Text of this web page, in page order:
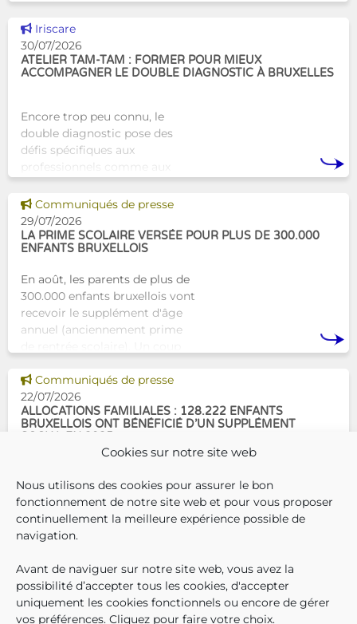
Cookies sur notre site web
Nous utilisons des cookies pour assurer le bon
fonctionnement de notre site web et pour vous proposer
continuellement la meilleure expérience possible de
navigation.
Avant de naviguer sur notre site web, vous avez la
possibilité d’accepter tous les cookies, d'accepter
uniquement les cookies fonctionnels ou encore de gérer
vos préférences. Cliquez pour faire votre choix.
travail au serv
Voir cette news
Iriscare
30/07/2026
ATELIER TAM-TAM : FORMER POUR MIEUX
ACCOMPAGNER LE DOUBLE DIAGNOSTIC À BRUXELLES
Encore trop peu connu, le
double diagnostic pose des
défis spécifiques aux
professionnels comme aux
Tam-Tam apporte une réponse
concrète avec une formation
dest
Voir cette news
Communiqués de presse
29/07/2026
LA PRIME SCOLAIRE VERSÉE POUR PLUS DE 300.000
ENFANTS BRUXELLOIS
En août, les parents de plus de
300.000 enfants bruxellois vont
recevoir le supplément d'âge
annuel (anciennement prime
commencer la
Voir cette news
Communiqués de presse
22/07/2026
ALLOCATIONS FAMILIALES : 128.222 ENFANTS
BRUXELLOIS ONT BÉNÉFICIÉ D’UN SUPPLÉMENT
En décembre 2025, 304.966
enfants bruxellois avaient droit
aux allocations familiales.
Parmi eux, 128.222
supplément social en plus du
montant de base de leurs all
QUI SOMMES-NOUS ?
TRAVAILLER CHEZ NOUS
TOUTES LES NEWS